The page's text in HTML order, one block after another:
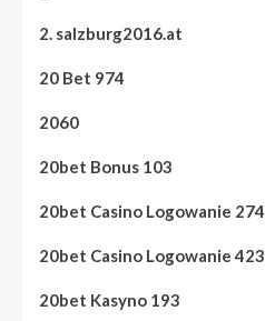
2. salzburg2016.at
20 Bet 974
2060
20bet Bonus 103
20bet Casino Logowanie 274
20bet Casino Logowanie 423
20bet Kasyno 193